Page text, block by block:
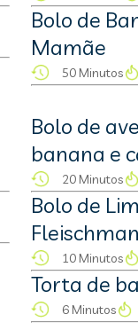
Bolo de
Mamãe
50 Minutos
Bolo de
banana e
20 Minutos
Bolo de
10 Minutos
Torta de
6 Minutos